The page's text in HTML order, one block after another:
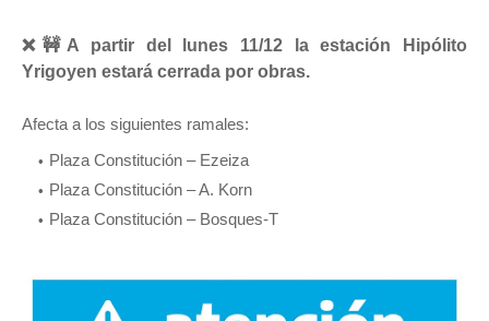
❌🚧A partir del lunes 11/12 la estación Hipólito
Yrigoyen estará cerrada por obras.
Afecta a los siguientes ramales:
Plaza Constitución – Ezeiza
Plaza Constitución – A. Korn
Plaza Constitución – Bosques-T